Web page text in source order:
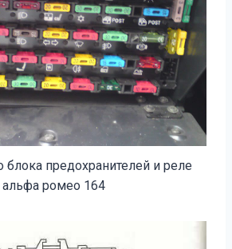
блока предохранителей и реле
альфа ромео 164